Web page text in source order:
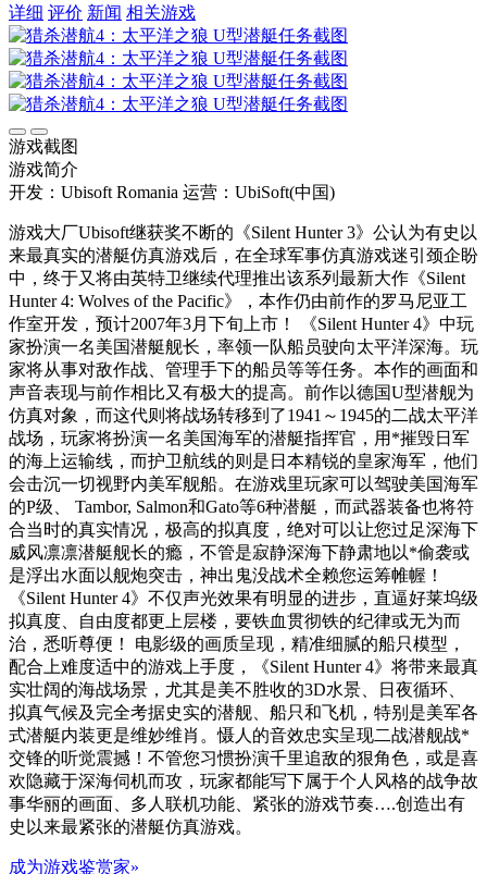
详细 评价 新闻 相关游戏
游戏截图
游戏简介
开发：Ubisoft Romania 运营：UbiSoft(中国)
游戏大厂Ubisoft继获奖不断的《Silent Hunter 3》公认为有史以
来最真实的潜艇仿真游戏后，在全球军事仿真游戏迷引颈企盼
中，终于又将由英特卫继续代理推出该系列最新大作《Silent
Hunter 4: Wolves of the Pacific》，本作仍由前作的罗马尼亚工
作室开发，预计2007年3月下旬上市！ 《Silent Hunter 4》中玩
家扮演一名美国潜艇舰长，率领一队船员驶向太平洋深海。玩
家将从事对敌作战、管理手下的船员等等任务。本作的画面和
声音表现与前作相比又有极大的提高。前作以德国U型潜舰为
仿真对象，而这代则将战场转移到了1941～1945的二战太平洋
战场，玩家将扮演一名美国海军的潜艇指挥官，用*摧毁日军
的海上运输线，而护卫航线的则是日本精锐的皇家海军，他们
会击沉一切视野内美军舰船。在游戏里玩家可以驾驶美国海军
的P级、 Tambor, Salmon和Gato等6种潜艇，而武器装备也将符
合当时的真实情况，极高的拟真度，绝对可以让您过足深海下
威风凛凛潜艇舰长的瘾，不管是寂静深海下静肃地以*偷袭或
是浮出水面以舰炮突击，神出鬼没战术全赖您运筹帷幄！
《Silent Hunter 4》不仅声光效果有明显的进步，直逼好莱坞级
拟真度、自由度都更上层楼，要铁血贯彻铁的纪律或无为而
治，悉听尊便！ 电影级的画质呈现，精准细腻的船只模型，
配合上难度适中的游戏上手度，《Silent Hunter 4》将带来最真
实壮阔的海战场景，尤其是美不胜收的3D水景、日夜循环、
拟真气候及完全考据史实的潜舰、船只和飞机，特别是美军各
式潜艇内装更是维妙维肖。慑人的音效忠实呈现二战潜舰战*
交锋的听觉震撼！不管您习惯扮演千里追敌的狠角色，或是喜
欢隐藏于深海伺机而攻，玩家都能写下属于个人风格的战争故
事华丽的画面、多人联机功能、紧张的游戏节奏….创造出有
史以来最紧张的潜艇仿真游戏。
成为游戏鉴赏家»